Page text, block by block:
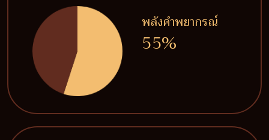
พลังคำพยากรณ์
55%